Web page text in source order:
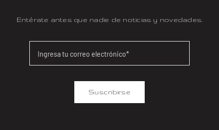
Entérate antes que nadie de noticias y novedades.
Suscribirse